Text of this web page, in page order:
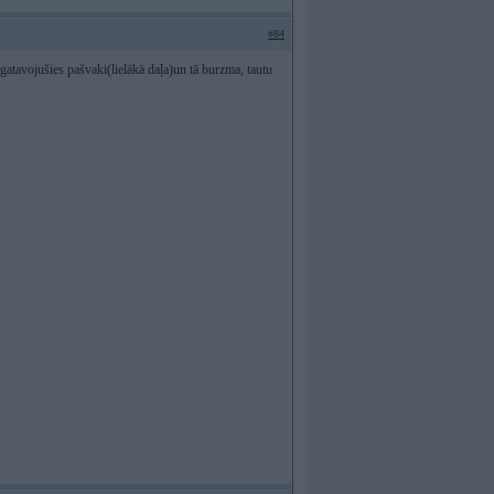
#84
pašvaki(lielākā daļa)un tā burzma, tautu